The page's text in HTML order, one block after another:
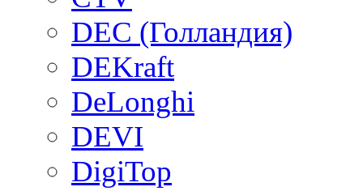
DEC (Голландия)
DEKraft
DeLonghi
DEVI
DigiTop